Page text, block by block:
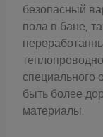
безопасный
пола в бане,
специального
быть более
материалы.